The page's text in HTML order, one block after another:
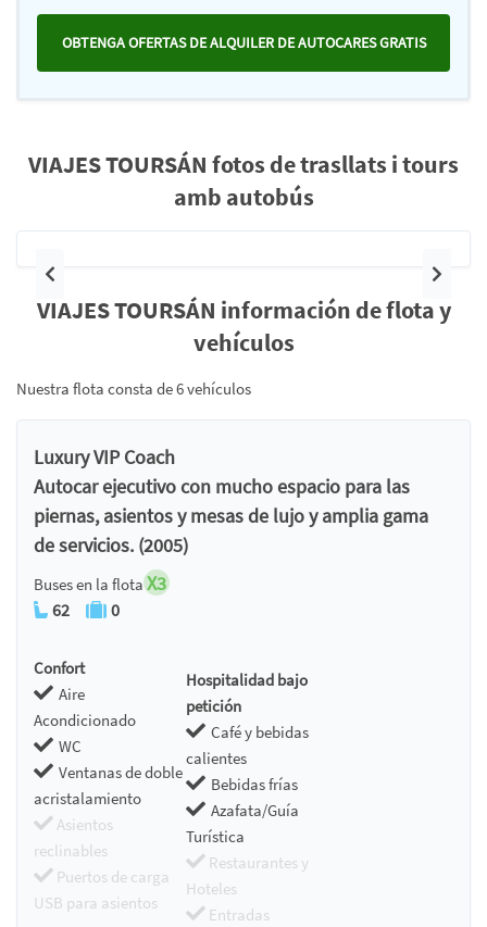
OBTENGA OFERTAS DE ALQUILER DE AUTOCARES GRATIS
VIAJES TOURSÁN fotos de trasllats i tours
amb autobús
Anterior
VIAJES TOURSÁN información de flota y
vehículos
Nuestra flota consta de 6 vehículos
Luxury VIP Coach
Autocar ejecutivo con mucho espacio para las
piernas, asientos y mesas de lujo y amplia gama
de servicios. (2005)
Buses en la flota X3
62 0
Confort
Aire
Acondicionado
WC
Ventanas de doble
acristalamiento
Asientos
reclinables
Puertos de carga
USB para asientos
Hospitalidad bajo
petición
Café y bebidas
calientes
Bebidas frías
Azafata/Guía
Turística
Restaurantes y
Hoteles
Entradas